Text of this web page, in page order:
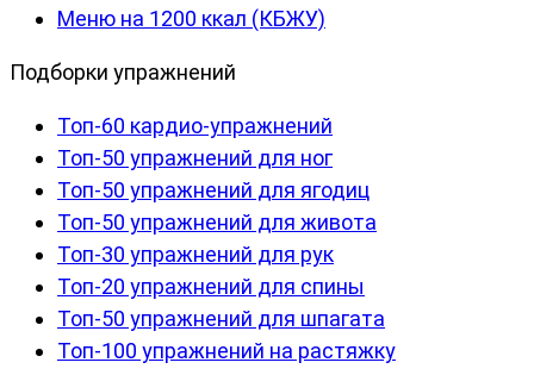
Меню на 1200 ккал (КБЖУ)
Подборки упражнений
Топ-60 кардио-упражнений
Топ-50 упражнений для ног
Топ-50 упражнений для ягодиц
Топ-50 упражнений для живота
Топ-30 упражнений для рук
Топ-20 упражнений для спины
Топ-50 упражнений для шпагата
Топ-100 упражнений на растяжку